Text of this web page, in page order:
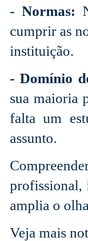
- Normas:
cumprir as
instituição.
- Domínio
sua maioria
falta um
assunto.
profissional,
amplia o
Veja mais